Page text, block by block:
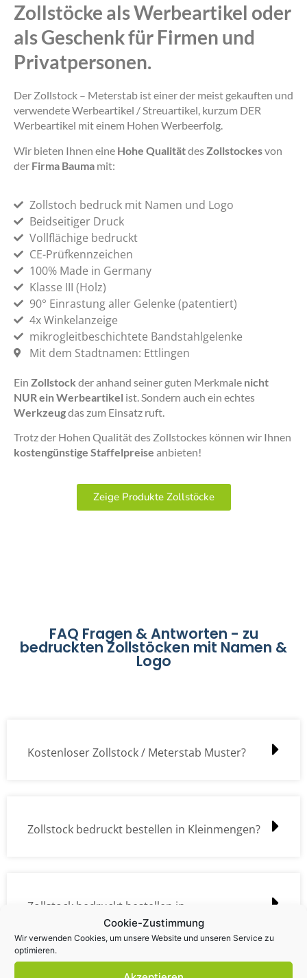
Cookie-Zustimmung
Wir verwenden Cookies, um unsere Website und unseren Service zu
optimieren.
Zollstöcke als Werbeartikel oder
als Geschenk für Firmen und
Privatpersonen.
Der Zollstock – Meterstab ist einer der meist gekauften und
verwendete Werbeartikel / Streuartikel, kurzum DER
Werbeartikel mit einem Hohen Werbeerfolg.
Wir bieten Ihnen eine Hohe Qualitätdes Zollstockesvon
der Firma Bauma mit:
Zollstoch bedruck mit Namen und Logo
Beidseitiger Druck
Vollflächige bedruckt
CE-Prüfkennzeichen
100% Made in Germany
Klasse III (Holz)
90° Einrastung aller Gelenke (patentiert)
4x Winkelanzeige
mikrogleitbeschichtete Bandstahlgelenke
Mit dem Stadtnamen: Ettlingen
Ein Zollstock der anhand seiner guten Merkmale nicht
NUR ein Werbeartikel ist. Sondern auch ein echtes
Werkzeugdas zum Einsatz ruft.
Trotz der Hohen Qualität des Zollstockes können wir Ihnen
kostengünstige Staffelpreise anbieten!
Zeige Produkte Zollstöcke
FAQ Fragen & Antworten - zu
bedruckten Zollstöcken mit Namen &
Logo
Kostenloser Zollstock / Meterstab Muster?
Zollstock bedruckt bestellen in Kleinmengen?
Zollstock bedruckt bestellen in